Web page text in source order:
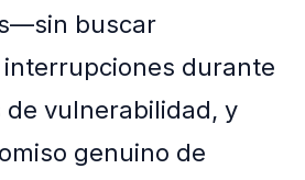
buscar
durante
de vulnerabilidad, y
genuino de